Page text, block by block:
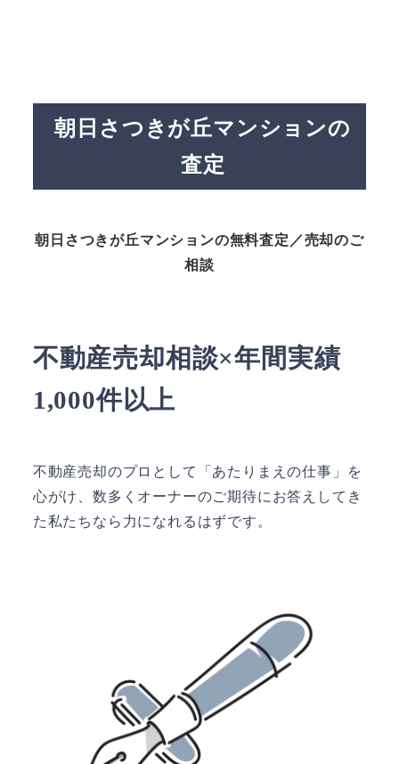
朝日さつきが丘マンションの
査定
朝日さつきが丘マンションの無料査定／売却のご
相談
不動産売却相談×年間実績
1,000件以上
不動産売却のプロとして「あたりまえの仕事」を
心がけ、数多くオーナーのご期待にお答えしてき
た私たちなら力になれるはずです。